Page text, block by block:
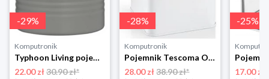
-29%
Komputronik
Typhoon Living pojemnik na cukier szary 1400.733
22.00 zł30.90 zł*
-28%
Komputronik
Pojemnik Tescoma Online 14 cm 900839.00 biały
28.00 zł 38.90 zł*
-25%
17.00 zł